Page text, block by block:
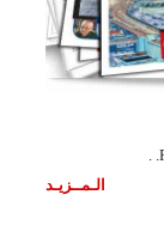
الـمــزيـد